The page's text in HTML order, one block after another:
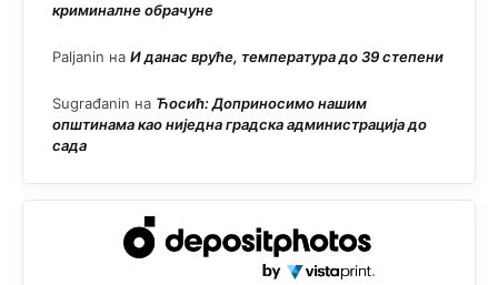
криминалне обрачуне
Paljanin на И данас вруће, температура до 39 степени
Sugrađanin на Ћосић: Доприносимо нашим
општинама као ниједна градска администрација до
сада